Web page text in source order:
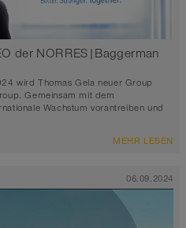
der NORRES|Baggerman
wird Thomas Gela neuer Group
Gemeinsam mit dem
Wachstum vorantreiben und
MEHR LESEN
06.09.2024